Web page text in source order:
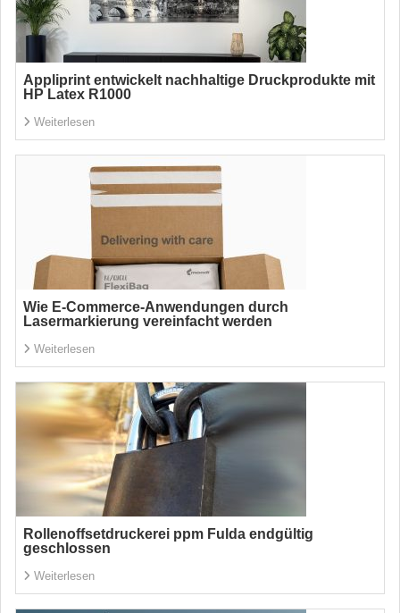
Appliprint entwickelt nachhaltige Druckprodukte mit
HP Latex R1000
Weiterlesen
Wie E-Commerce-Anwendungen durch
Lasermarkierung vereinfacht werden
Weiterlesen
Rollenoffsetdruckerei ppm Fulda endgültig
geschlossen
Weiterlesen